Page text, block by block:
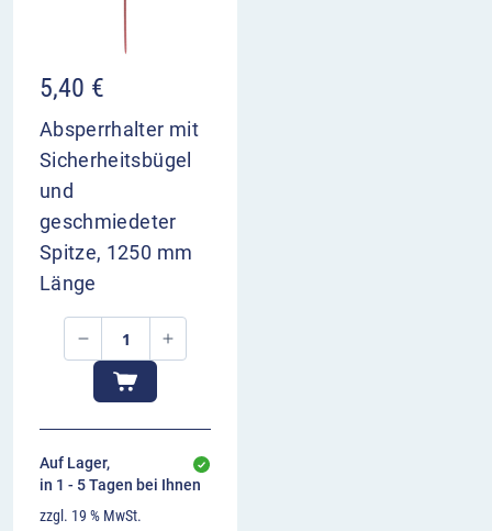
5,40 €
Absperrhalter mit
Sicherheitsbügel
und
geschmiedeter
Spitze, 1250 mm
Länge
Auf Lager,
in 1 - 5 Tagen bei Ihnen
zzgl. 19 % MwSt.